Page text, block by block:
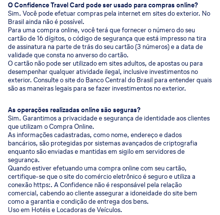
O Confidence Travel Card pode ser usado para compras online?
Sim. Você pode efetuar compras pela internet em sites do exterior. No
Brasil ainda não é possível.
Para uma compra online, você terá que fornecer o número do seu
cartão de 16 dígitos, o código de segurança que está impresso na tira
de assinatura na parte de trás do seu cartão (3 números) e a data de
validade que consta no anverso do cartão.
O cartão não pode ser utilizado em sites adultos, de apostas ou para
desempenhar qualquer atividade ilegal, inclusive investimentos no
exterior. Consulte o site do Banco Central do Brasil para entender quais
são as maneiras legais para se fazer investimentos no exterior.
As operações realizadas online são seguras?
Sim. Garantimos a privacidade e segurança de identidade aos clientes
que utilizam o Compra Online.
As informações cadastradas, como nome, endereço e dados
bancários, são protegidas por sistemas avançados de criptografia
enquanto são enviadas e mantidas em sigilo em servidores de
segurança.
Quando estiver efetuando uma compra online com seu cartão,
certifique-se que o site do comércio eletrônico é seguro e utiliza a
conexão https:. A Confidence não é responsável pela relação
comercial, cabendo ao cliente assegurar a idoneidade do site bem
como a garantia e condição de entrega dos bens.
Uso em Hotéis e Locadoras de Veículos.